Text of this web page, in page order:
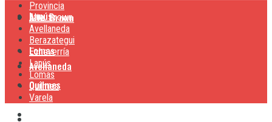
Lanús
Lomas
Quilmes
Alte. Brown
Avellaneda
Provincia
Alte. Brown
Avellaneda
Berazategui
Echeverría
Lanús
Lomas
Quilmes
Varela